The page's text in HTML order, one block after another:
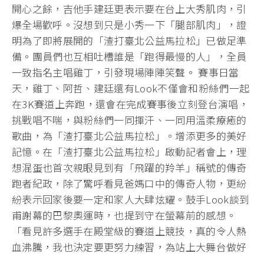
開心之餘，吉他手建廷更表示要在台上大秀肌肉，引
爆全場歡呼。沒想到只是小秀一下「腿部肌肉」，證
明為了即將展開的「渣打臺北公益馬拉松」已做足準
備。團員們也互相吐槽誰是「跑得最慢的人」，全員
一致指名主唱雞丁，引發現場陣陣笑聲。 賽事日當
天，雞丁、阿哲、建廷還有Look不僅會和粉絲們一起
在3K賽道上奔跑，還會在完成賽事後立刻登台演唱，
挑戰唱不喘，與粉絲們一同揮汗、一同用溫柔療癒的
歌曲，為「渣打臺北公益馬拉松」。增添更多的美好
記憶。在「渣打臺北公益馬拉松」啟動記者會上，理
想混蛋也首次親眼見到有「飛躍的羚羊」稱號的傳奇
跑者紀政，除了驚呼看見爸媽口中的傳奇人物，更紛
紛表示回家後要一定和家人大肆炫耀。鼓手Look談到
甫謝幕的巴黎奧運時，也提到守在螢幕前的感想。
「看見許多選手在殿堂級的賽道上競技，真的令人熱
血沸騰，我也決定要更努力練習，為站上大舞台做好